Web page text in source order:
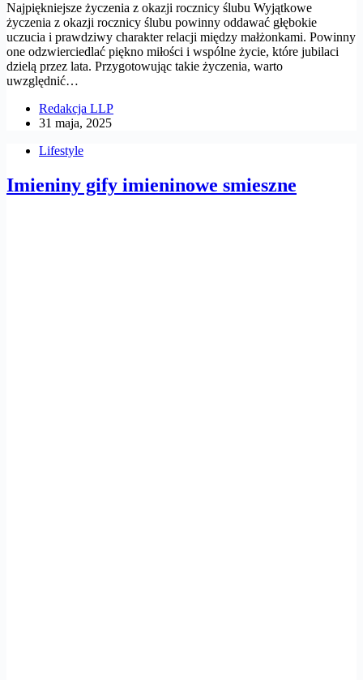
Najpiękniejsze życzenia z okazji rocznicy ślubu Wyjątkowe
życzenia z okazji rocznicy ślubu powinny oddawać głębokie
uczucia i prawdziwy charakter relacji między małżonkami. Powinny
one odzwierciedlać piękno miłości i wspólne życie, które jubilaci
dzielą przez lata. Przygotowując takie życzenia, warto
uwzględnić…
Redakcja LLP
31 maja, 2025
Lifestyle
Imieniny gify imieninowe smieszne